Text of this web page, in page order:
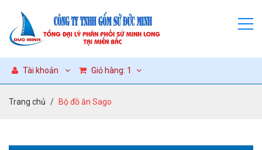
Tài khoản Giỏ hàng: 1
Trang chủ Bộ đồ ăn Sago